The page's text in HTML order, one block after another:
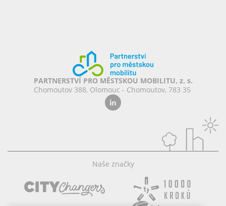
PARTNERSTVÍ PRO MĚSTSKOU MOBILITU, z. s.
Chomoutov 388, Olomouc - Chomoutov, 783 35
Naše značky